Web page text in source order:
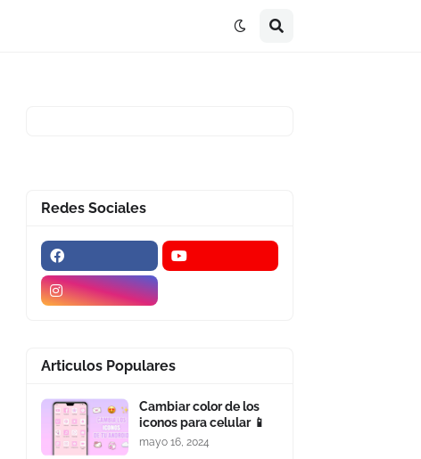
Redes Sociales
Articulos Populares
Cambiar color de los
iconos para celular 📱
mayo 16, 2024